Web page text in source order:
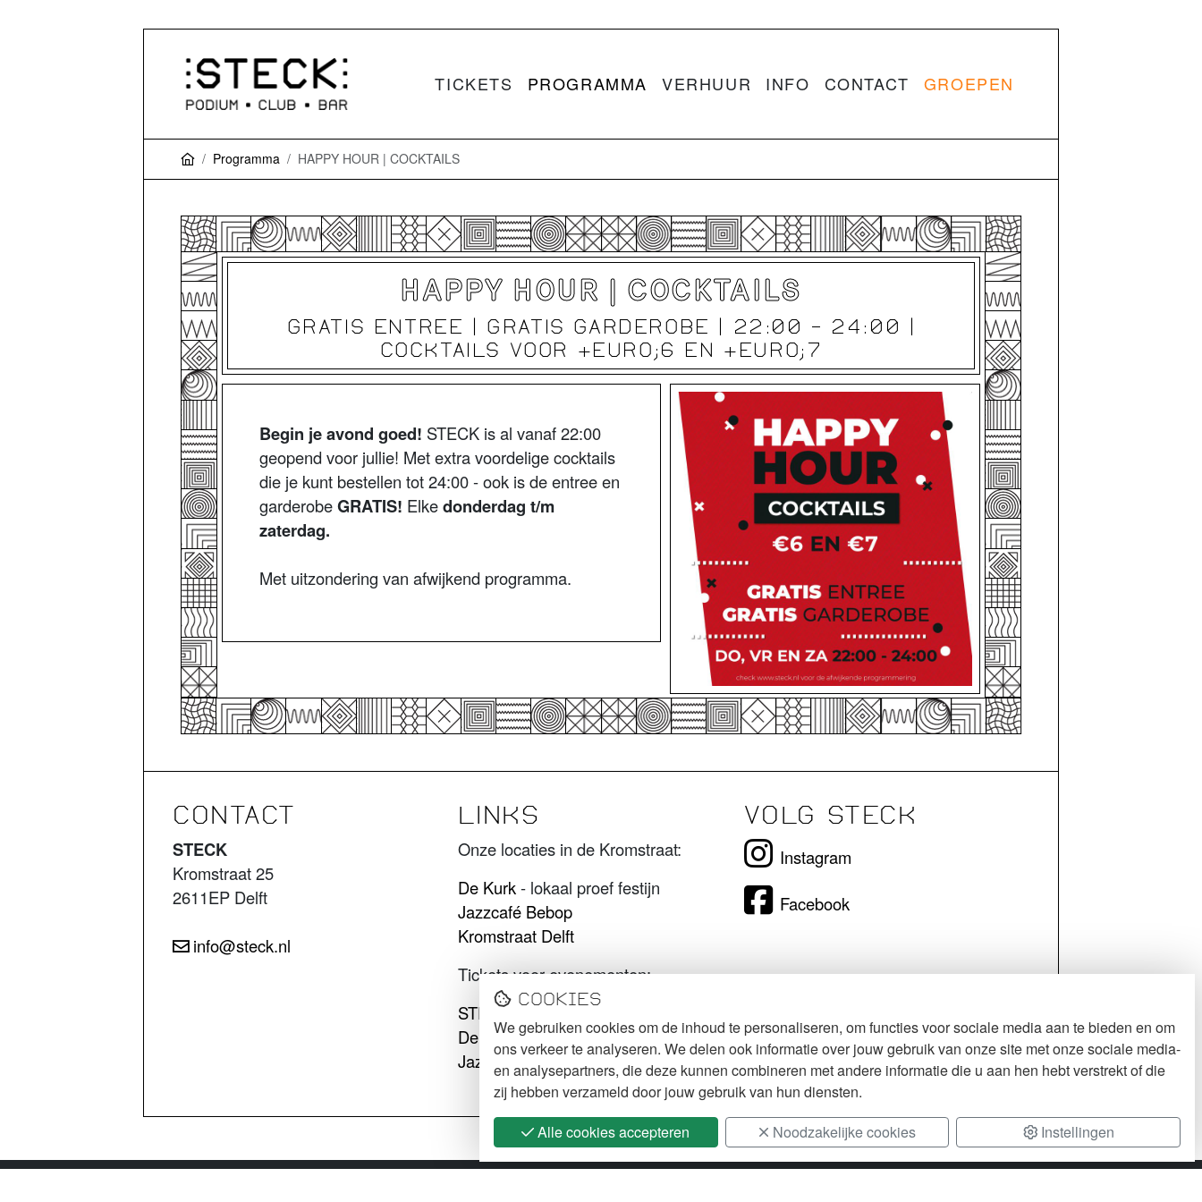
TICKETS PROGRAMMA VERHUUR INFO CONTACT GROEPEN
Programma HAPPY HOUR | COCKTAILS
HAPPY HOUR | COCKTAILS
GRATIS ENTREE | GRATIS GARDEROBE | 22:00 - 24:00 |
COCKTAILS VOOR &EURO;6 EN &EURO;7
Begin je avond goed! STECK is al vanaf 22:00
geopend voor jullie! Met extra voordelige cocktails
die je kunt bestellen tot 24:00 - ook is de entree en
garderobeGRATIS! Elkedonderdag t/m
zaterdag.
Met uitzondering van afwijkend programma.
CONTACT
STECK
Kromstraat 25
2611EP Delft
info@steck.nl
LINKS
Onze locaties in de Kromstraat:
De Kurk- lokaal proef festijn
Jazzcafé Bebop
Kromstraat Delft
Tickets voor evenementen:
STECK tickets
De Kurk tickets
Jazzcafé Bebop tickets
VOLG STECK
Instagram
Facebook
Cookies
We gebruiken cookies om de inhoud te personaliseren, om functies voor sociale media aan te bieden en om
ons verkeer te analyseren. We delen ook informatie over jouw gebruik van onze site met onze sociale media-
en analysepartners, die deze kunnen combineren met andere informatie die u aan hen hebt verstrekt of die
zij hebben verzameld door jouw gebruik van hun diensten.
Alle cookies accepteren
Noodzakelijke cookies Instellingen